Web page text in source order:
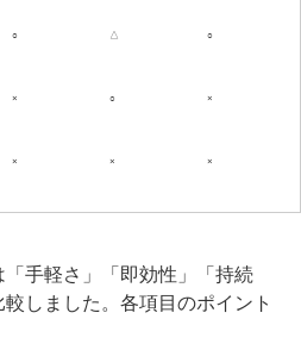
○ △ ○
× ○ ×
× × ×
手軽さ」「即効性」「持続
しました。各項目のポイント